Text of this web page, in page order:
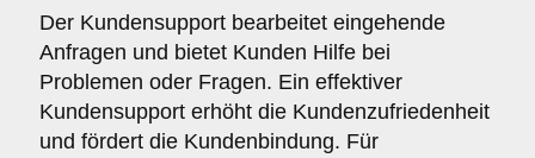
Der Kundensupport bearbeitet eingehende
Anfragen und bietet Kunden Hilfe bei
Problemen oder Fragen. Ein effektiver
Kundensupport erhöht die Kundenzufriedenheit
und fördert die Kundenbindung. Für